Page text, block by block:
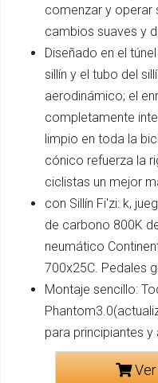
comenzar y operar
cambios suaves y
Diseñado en el
sillín y el tubo del
aerodinámico; el
completamente
limpio en toda la
cónico refuerza la
ciclistas un mejor
con Sillín Fi'zi: k,
de carbono 800K
neumático
700x25C. Pedales
Montaje sencillo:
para principiantes